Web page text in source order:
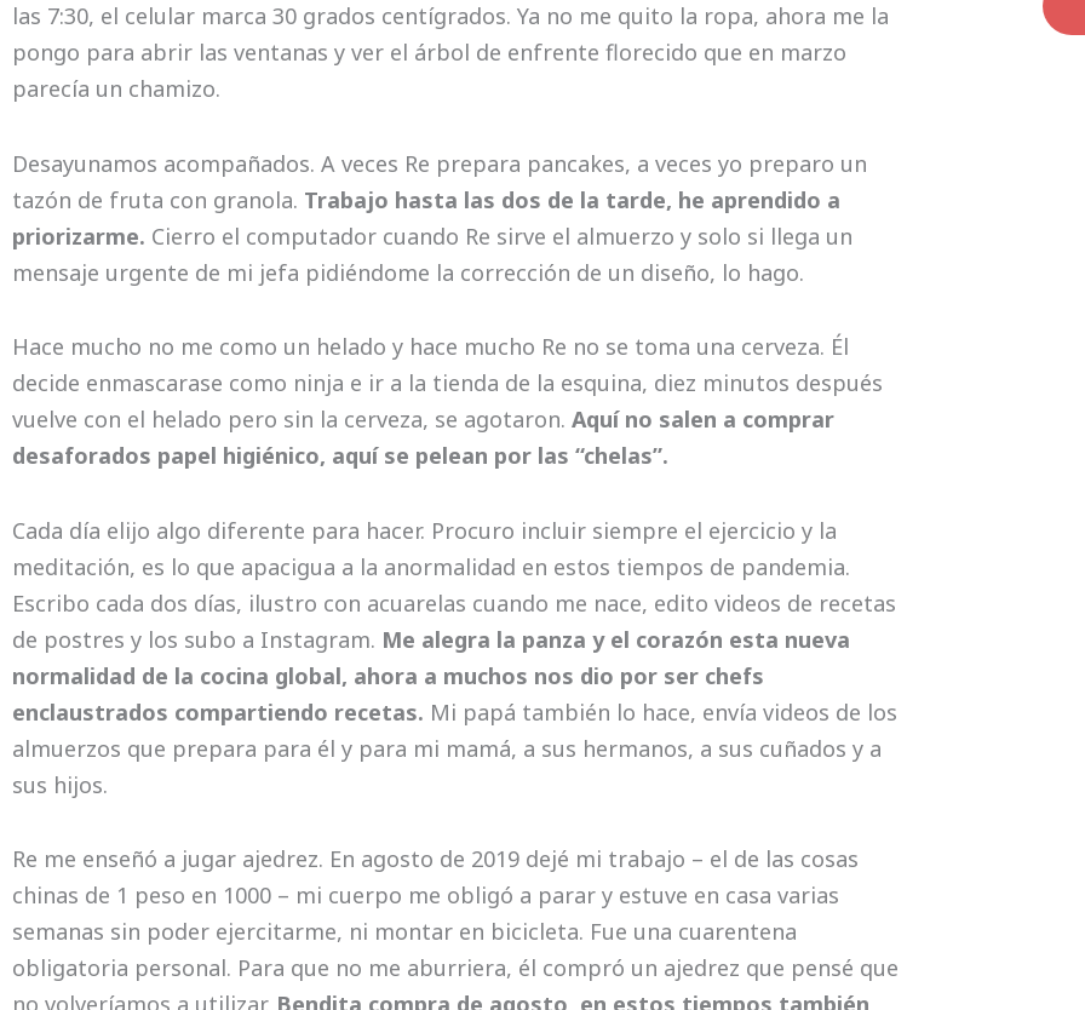
las 7:30, el celular marca 30 grados centígrados. Ya no me quito la ropa, ahora me la
pongo para abrir las ventanas y ver el árbol de enfrente florecido que en marzo
parecía un chamizo.
Desayunamos acompañados. A veces Re prepara pancakes, a veces yo preparo un
tazón de fruta con granola. Trabajo hasta las dos de la tarde, he aprendido a
priorizarme. Cierro el computador cuando Re sirve el almuerzo y solo si llega un
mensaje urgente de mi jefa pidiéndome la corrección de un diseño, lo hago.
Hace mucho no me como un helado y hace mucho Re no se toma una cerveza. Él
decide enmascarase como ninja e ir a la tienda de la esquina, diez minutos después
vuelve con el helado pero sin la cerveza, se agotaron. Aquí no salen a comprar
desaforados papel higiénico, aquí se pelean por las “chelas”.
Cada día elijo algo diferente para hacer. Procuro incluir siempre el ejercicio y la
meditación, es lo que apacigua a la anormalidad en estos tiempos de pandemia.
Escribo cada dos días, ilustro con acuarelas cuando me nace, edito videos de recetas
de postres y los subo a Instagram. Me alegra la panza y el corazón esta nueva
normalidad de la cocina global, ahora a muchos nos dio por ser chefs
enclaustrados compartiendo recetas. Mi papá también lo hace, envía videos de los
almuerzos que prepara para él y para mi mamá, a sus hermanos, a sus cuñados y a
sus hijos.
Re me enseñó a jugar ajedrez. En agosto de 2019 dejé mi trabajo – el de las cosas
chinas de 1 peso en 1000 – mi cuerpo me obligó a parar y estuve en casa varias
semanas sin poder ejercitarme, ni montar en bicicleta. Fue una cuarentena
obligatoria personal. Para que no me aburriera, él compró un ajedrez que pensé que
no volveríamos a utilizar. Bendita compra de agosto, en estos tiempos también